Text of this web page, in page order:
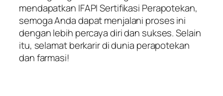
mendapatkan IFAPI Sertifikasi Perapotekan,
semoga Anda dapat menjalani proses ini
dengan lebih percaya diri dan sukses. Selain
itu, selamat berkarir di dunia perapotekan
dan farmasi!